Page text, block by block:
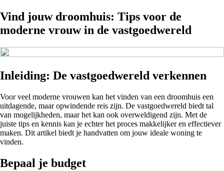
Vind jouw droomhuis: Tips voor de
moderne vrouw in de vastgoedwereld
Inleiding: De vastgoedwereld verkennen
Voor veel moderne vrouwen kan het vinden van een droomhuis een
uitdagende, maar opwindende reis zijn. De vastgoedwereld biedt tal
van mogelijkheden, maar het kan ook overweldigend zijn. Met de
juiste tips en kennis kan je echter het proces makkelijker en effectiever
maken. Dit artikel biedt je handvatten om jouw ideale woning te
vinden.
Bepaal je budget